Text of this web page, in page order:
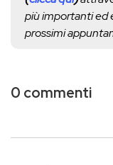
più importanti ed
prossimi
0 commenti